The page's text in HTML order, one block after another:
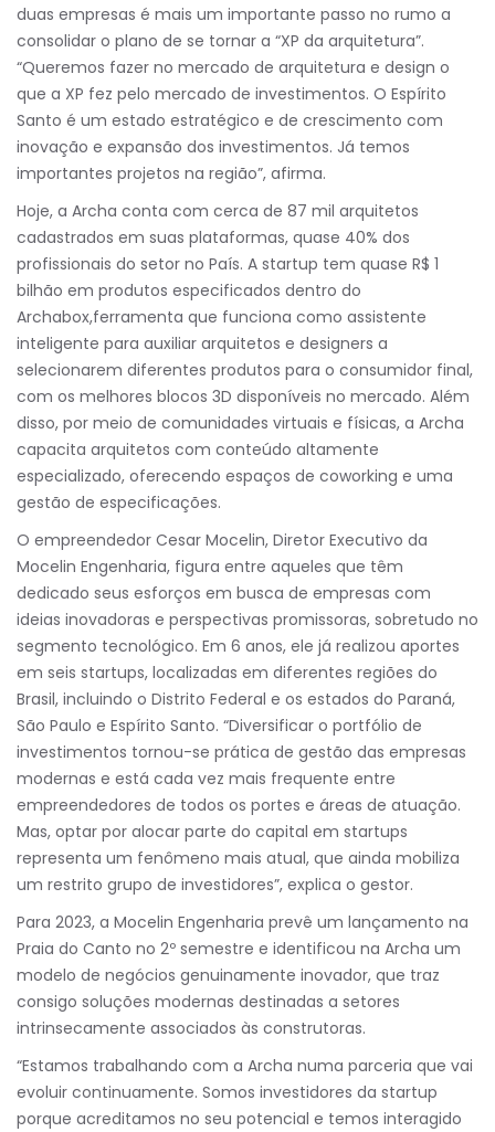
duas empresas é mais um importante passo no rumo a
consolidar o plano de se tornar a “XP da arquitetura”.
“Queremos fazer no mercado de arquitetura e design o
que a XP fez pelo mercado de investimentos. O Espírito
Santo é um estado estratégico e de crescimento com
inovação e expansão dos investimentos. Já temos
importantes projetos na região”, afirma.
Hoje, a Archa conta com cerca de 87 mil arquitetos
cadastrados em suas plataformas, quase 40% dos
profissionais do setor no País. A startup tem quase R$ 1
bilhão em produtos especificados dentro do
Archabox,ferramenta que funciona como assistente
inteligente para auxiliar arquitetos e designers a
selecionarem diferentes produtos para o consumidor final,
com os melhores blocos 3D disponíveis no mercado. Além
disso, por meio de comunidades virtuais e físicas, a Archa
capacita arquitetos com conteúdo altamente
especializado, oferecendo espaços de coworking e uma
gestão de especificações.
O empreendedor Cesar Mocelin, Diretor Executivo da
Mocelin Engenharia, figura entre aqueles que têm
dedicado seus esforços em busca de empresas com
ideias inovadoras e perspectivas promissoras, sobretudo no
segmento tecnológico. Em 6 anos, ele já realizou aportes
em seis startups, localizadas em diferentes regiões do
Brasil, incluindo o Distrito Federal e os estados do Paraná,
São Paulo e Espírito Santo. “Diversificar o portfólio de
investimentos tornou-se prática de gestão das empresas
modernas e está cada vez mais frequente entre
empreendedores de todos os portes e áreas de atuação.
Mas, optar por alocar parte do capital em startups
representa um fenômeno mais atual, que ainda mobiliza
um restrito grupo de investidores”, explica o gestor.
Para 2023, a Mocelin Engenharia prevê um lançamento na
Praia do Canto no 2º semestre e identificou na Archa um
modelo de negócios genuinamente inovador, que traz
consigo soluções modernas destinadas a setores
intrinsecamente associados às construtoras.
“Estamos trabalhando com a Archa numa parceria que vai
evoluir continuamente. Somos investidores da startup
porque acreditamos no seu potencial e temos interagido